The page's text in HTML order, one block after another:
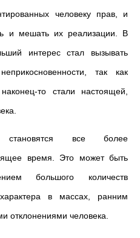
человеку прав, и
и мешать их реализации. В
интерес стал вызывать
так как
то стали настоящей,
становятся все более
время. Это может быть
большого количеств
в массах, ранним
отклонениями человека.